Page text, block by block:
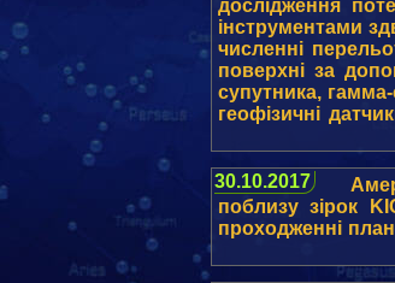
дослідження
інструментами
численні
поверхні за
супутника,
геофізичні
30.10.2017
поблизу зірок
проходженні